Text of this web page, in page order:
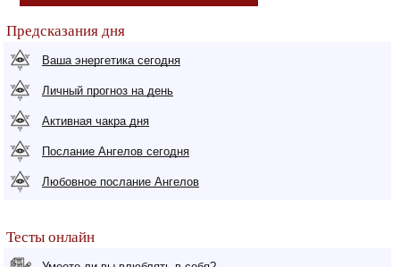
Предсказания дня
Ваша энергетика сегодня
Личный прогноз на день
Активная чакра дня
Послание Ангелов сегодня
Любовное послание Ангелов
Тесты онлайн